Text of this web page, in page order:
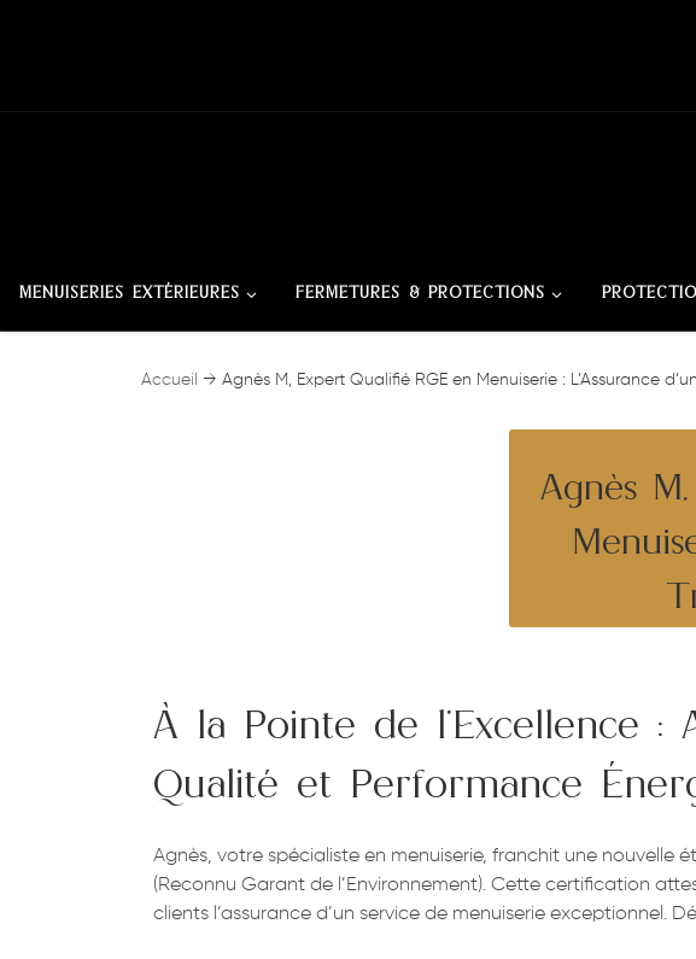
MENUISERIES EXTÉRIEURES FERMETURES & PROTECTIONS
Accueil → Agnès M, Expert Qualifié RGE en Menuiserie : L’Assurance
Agnès
À la Pointe de l’Excellence :
Qualité et Performance
Agnès, votre spécialiste en menuiserie, franchit une
(Reconnu Garant de l’Environnement). Cette certification
clients l’assurance d’un service de menuiserie exceptionnel.